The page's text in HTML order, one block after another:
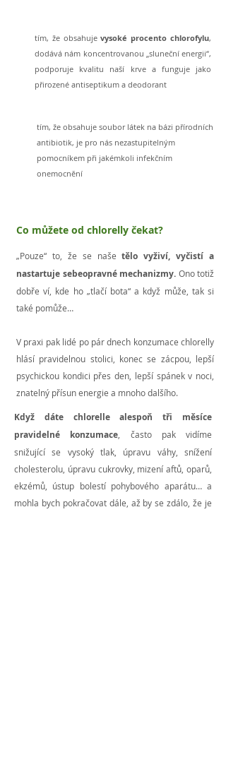
tím, že obsahujevysoké procento chlorofylu,
dodává nám koncentrovanou „sluneční energii“,
podporuje kvalitu naší krve a funguje jako
přirozené antiseptikum a deodorant
tím, že obsahuje soubor látek na bázi přírodních
antibiotik, je pro nás nezastupitelným
pomocníkem při jakémkoli infekčním
onemocnění
Co můžete od chlorelly čekat?
„Pouze“ to, že se našetělo vyživí, vyčistí a
nastartuje sebeopravné mechanizmy. Ono totiž
dobře ví, kde ho „tlačí bota“ a když může, tak si
také pomůže…
V praxi pak lidé po pár dnech konzumace chlorelly
hlásí pravidelnou stolici, konec se zácpou, lepší
psychickou kondici přes den, lepší spánek v noci,
znatelný přísun energie a mnoho dalšího.
Když dáte chlorelle alespoň tři měsíce
pravidelné konzumace , často pak vidíme
snižující se vysoký tlak, úpravu váhy, snížení
cholesterolu, úpravu cukrovky, mizení aftů, oparů,
ekzémů, ústup bolestí pohybového aparátu… a
mohla bych pokračovat dále, až by se zdálo, že je